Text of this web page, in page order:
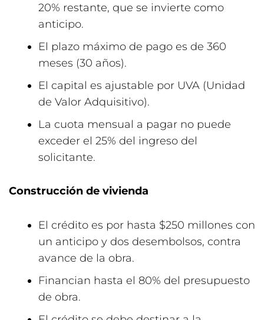
20% restante, que se invierte como
anticipo.
El plazo máximo de pago es de 360
meses (30 años).
El capital es ajustable por UVA (Unidad
de Valor Adquisitivo).
La cuota mensual a pagar no puede
exceder el 25% del ingreso del
solicitante.
Construcción de vivienda
El crédito es por hasta $250 millones con
un anticipo y dos desembolsos, contra
avance de la obra.
Financian hasta el 80% del presupuesto
de obra.